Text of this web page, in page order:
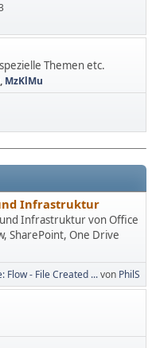
Themen etc.
, MzKlMu
Infrastruktur
Infrastruktur von Office
SharePoint, One Drive
Flow - File Created ...von PhilS